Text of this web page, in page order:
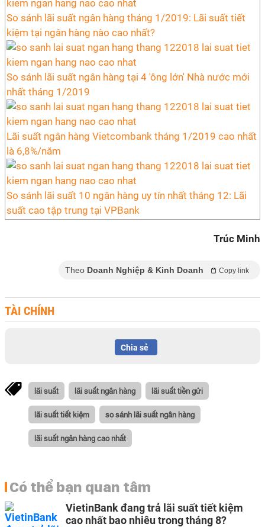
So sánh lãi suất ngân hàng tháng 1/2019: Lãi suất tiết
kiệm tại ngân hàng nào cao nhất?
So sánh lãi suất ngân hàng tại 4 'ông lớn' Nhà nước mới
nhất tháng 1/2019
Lãi suất ngân hàng Vietcombank tháng 1/2019 cao nhất
là 6,8%/năm
So sánh lãi suất 10 ngân hàng uy tín nhất tháng 12: Lãi
suất cao tập trung tại VPBank
Trúc Minh
Theo Doanh Nghiệp & Kinh Doanh Copy link
TÀI CHÍNH
Chia sẻ
lãi suất lãi suất ngân hàng lãi suất tiền gửi
lãi suất tiết kiệm so sánh lãi suất ngân hàng
lãi suất ngân hàng cao nhất
Có thể bạn quan tâm
VietinBank đang trả lãi suất tiết kiệm
cao nhất bao nhiêu trong tháng 8?